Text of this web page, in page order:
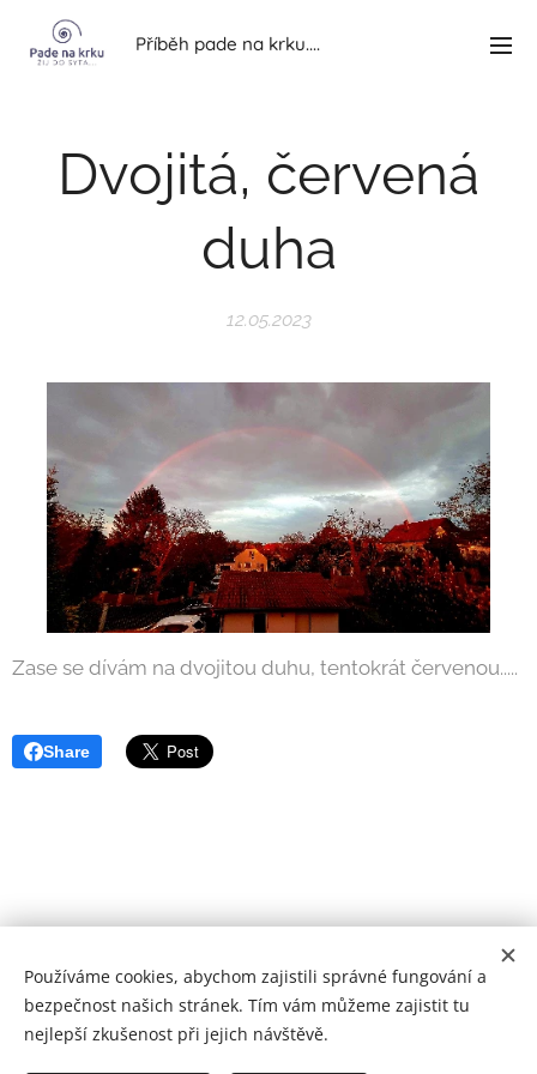
Příběh pade na krku....
Dvojitá, červená
duha
12.05.2023
Zase se dívám na dvojitou duhu, tentokrát červenou.....
Share
Můj blog, moje názory, moje pravidla.....
.
Používáme cookies, abychom zajistili správné fungování a
bezpečnost našich stránek. Tím vám můžeme zajistit tu
nejlepší zkušenost při jejich návštěvě.